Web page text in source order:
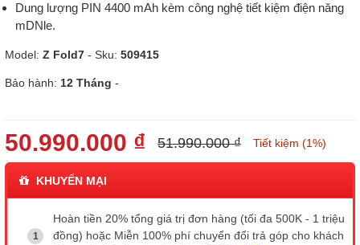
Dung lượng PIN 4400 mAh kèm công nghệ tiết kiệm điện năng
mDNle.
Model: Z Fold7 - Sku: 509415
Bảo hành: 12 Tháng -
50.990.000 ₫ 51.990.000 ₫ Tiết kiệm (1%)
KHUYẾN MẠI
Hoàn tiền 20% tổng giá trị đơn hàng (tối đa 500K - 1 triệu
đồng) hoặc Miễn 100% phí chuyển đổi trả góp cho khách